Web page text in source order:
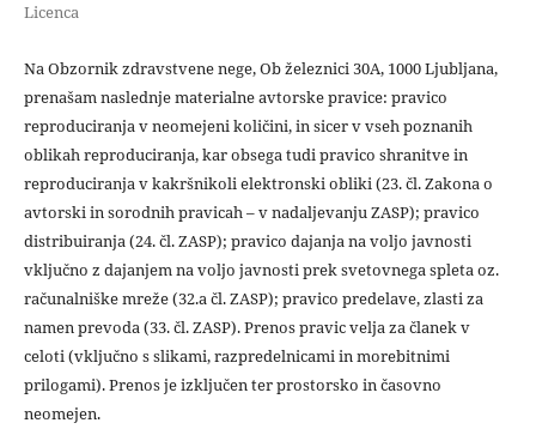
Licenca
Na Obzornik zdravstvene nege, Ob železnici 30A, 1000 Ljubljana,
prenašam naslednje materialne avtorske pravice: pravico
reproduciranja v neomejeni količini, in sicer v vseh poznanih
oblikah reproduciranja, kar obsega tudi pravico shranitve in
reproduciranja v kakršnikoli elektronski obliki (23. čl. Zakona o
avtorski in sorodnih pravicah – v nadaljevanju ZASP); pravico
distribuiranja (24. čl. ZASP); pravico dajanja na voljo javnosti
vključno z dajanjem na voljo javnosti prek svetovnega spleta oz.
računalniške mreže (32.a čl. ZASP); pravico predelave, zlasti za
namen prevoda (33. čl. ZASP). Prenos pravic velja za članek v
celoti (vključno s slikami, razpredelnicami in morebitnimi
prilogami). Prenos je izključen ter prostorsko in časovno
neomejen.